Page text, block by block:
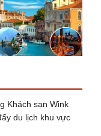
Khách sạn Wink
du lịch khu vực